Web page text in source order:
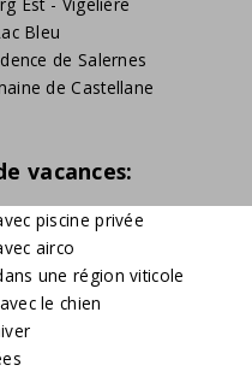
Bleu
de Salernes
de Castellane
vacances:
piscine privée
airco
une région viticole
le chien